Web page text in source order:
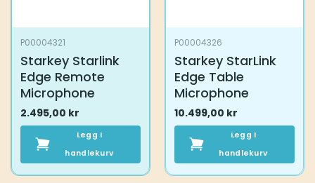
P00004321
Starkey Starlink
Edge Remote
Microphone
2.495,00 kr
Legg i
handlekurv
P00004326
Starkey StarLink
Edge Table
Microphone
10.499,00 kr
Legg i
handlekurv